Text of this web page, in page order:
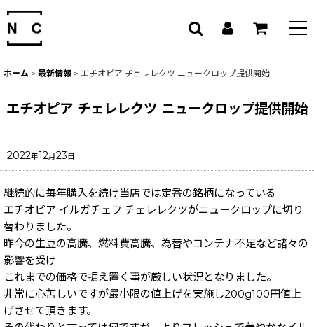
ホーム > 最新情報 > エチオピア チェレレクツ ニュークロップ提供開始
エチオピア チェレレクツ ニュークロップ提供開始
2022年12月23日
継続的に毎年購入を続け当店では定番の銘柄になっている
エチオピア イルガチェフ チェレレクツがニュークロップに切り
替わりました。
昨今の生豆の高騰、燃料費高騰、為替やコンテナ不足など諸々の
影響を受け
これまでの価格で据え置く事が厳しい状況となりました。
非常に心苦しいですが最小限の値上げを実施し200g100円値上
げさせて頂きます。